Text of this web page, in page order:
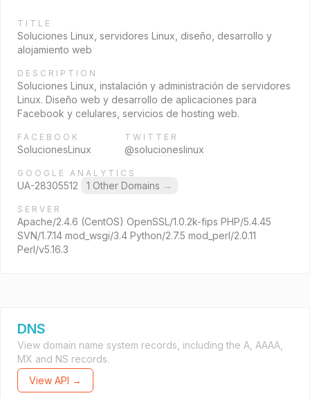
TITLE
Soluciones Linux, servidores Linux, diseño, desarrollo y
alojamiento web
DESCRIPTION
Soluciones Linux, instalación y administración de servidores
Linux. Diseño web y desarrollo de aplicaciones para
Facebook y celulares, servicios de hosting web.
FACEBOOK
SolucionesLinux
TWITTER
@solucioneslinux
GOOGLE ANALYTICS
UA-28305512 1 Other Domains →
SERVER
Apache/2.4.6 (CentOS) OpenSSL/1.0.2k-fips PHP/5.4.45
SVN/1.7.14 mod_wsgi/3.4 Python/2.7.5 mod_perl/2.0.11
Perl/v5.16.3
DNS
View domain name system records, including the A, AAAA,
MX and NS records.
View API →